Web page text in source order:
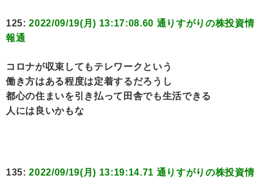
125:2022/09/19(月) 13:17:08.60 通りすがりの株投資情
報通
コロナが収束してもテレワークという
働き方はある程度は定着するだろうし
都心の住まいを引き払って田舎でも生活できる
人には良いかもな
135:2022/09/19(月) 13:19:14.71 通りすがりの株投資情